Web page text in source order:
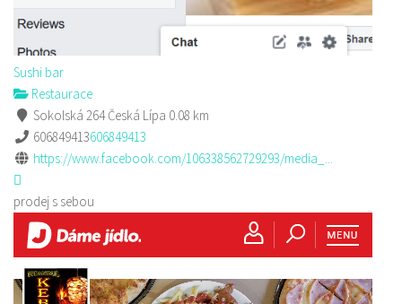
Sushi bar
Restaurace
Sokolská 264 Česká Lípa 0.08 km
606849413606849413
https://www.facebook.com/106338562729293/media_...
prodej s sebou